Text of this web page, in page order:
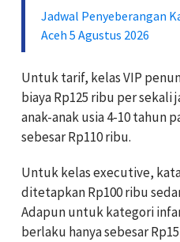
Jadwal Penyeberangan
Aceh 5 Agustus 2026
Untuk tarif, kelas VIP
biaya Rp125 ribu per
anak-anak usia 4-10 tahun
sebesar Rp110 ribu.
Untuk kelas executive,
ditetapkan Rp100 ribu
Adapun untuk kategori
berlaku hanya sebesar